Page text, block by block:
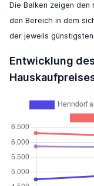
Die Balken zeigen
den Bereich in dem
der jeweils
Entwicklung